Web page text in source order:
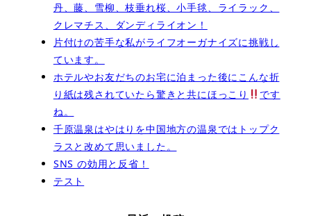
丹、藤、雪柳、枝垂れ桜、小手毬、ライラック、
クレマチス、ダンディライオン！
片付けの苦手な私がライフオーガナイズに挑戦し
ています。
ホテルやお友だちのお宅に泊まった後にこんな折
り紙は残されていたら驚きと共にほっこり
です
ね。
千原温泉はやはりを中国地方の温泉ではトップク
ラスと改めて思いました。
SNS の効用と反省！
テスト